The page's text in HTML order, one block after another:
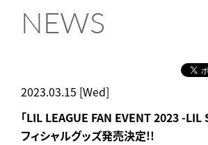
NEWS
2023.03.15 [Wed]
「LIL LEAGUE FAN EVENT 2023 -LIL
フィシャルグッズ発売決定!!